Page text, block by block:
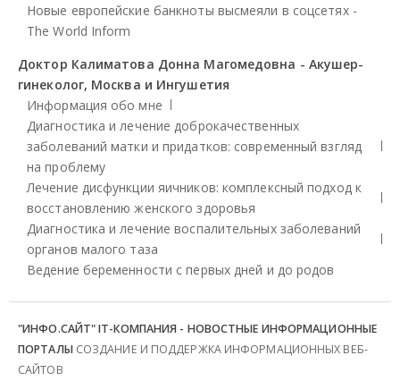
Новые европейские банкноты высмеяли в соцсетях -
The World Inform
Доктор Калиматова Донна Магомедовна - Акушер-
гинеколог, Москва и Ингушетия
Информация обо мне
Диагностика и лечение доброкачественных
заболеваний матки и придатков: современный взгляд
на проблему
Лечение дисфункции яичников: комплексный подход к
восстановлению женского здоровья
Диагностика и лечение воспалительных заболеваний
органов малого таза
Ведение беременности с первых дней и до родов
"ИНФО.САЙТ" IT-КОМПАНИЯ - НОВОСТНЫЕ ИНФОРМАЦИОННЫЕ
ПОРТАЛЫСОЗДАНИЕ И ПОДДЕРЖКА ИНФОРМАЦИОННЫХ ВЕБ-
САЙТОВ